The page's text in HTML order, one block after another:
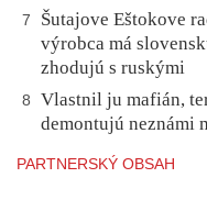
7
Šutajove Eštokove
výrobca má
zhodujú s ruskými
8
Vlastnil ju mafián,
demontujú neznámi
PARTNERSKÝ OBSAH